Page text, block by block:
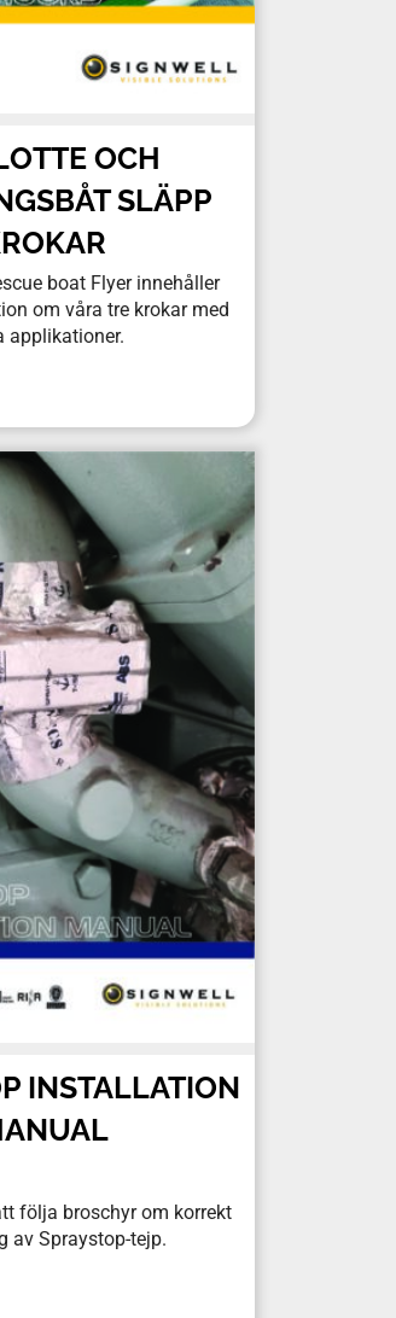
OCH
SLÄPP
boat Flyer innehåller
om våra tre krokar med
applikationer.
INSTALLATION
följa broschyr om korrekt
av Spraystop-tejp.